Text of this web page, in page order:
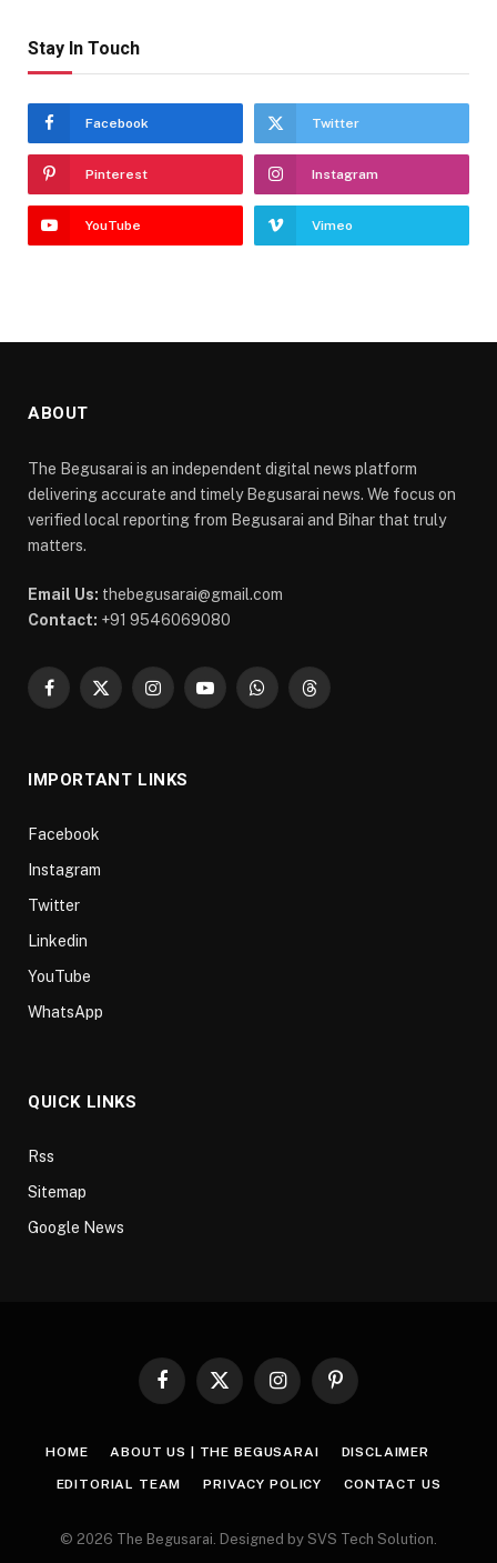
Stay In Touch
Facebook Twitter
Pinterest Instagram
YouTube Vimeo
ABOUT
The Begusarai is an independent digital news platform
delivering accurate and timely Begusarai news. We focus on
verified local reporting from Begusarai and Bihar that truly
matters.
Email Us: thebegusarai@gmail.com
Contact: +91 9546069080
Facebook
X
InstagramYouTubeWhatsAppThreads
IMPORTANT LINKS
Facebook
Instagram
Twitter
Linkedin
YouTube
WhatsApp
QUICK LINKS
Rss
Sitemap
Google News
Facebook
X
InstagramPinterest
HOME ABOUT US | THE BEGUSARAI DISCLAIMER
EDITORIAL TEAM PRIVACY POLICY CONTACT US
© 2026 The Begusarai. Designed by SVS Tech Solution.